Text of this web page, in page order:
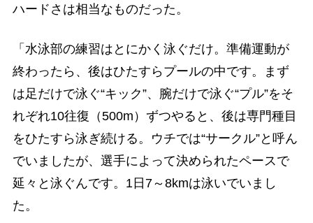
ハードさは相当なものだった。
「水泳部の練習はとにかく泳ぐだけ。準備運動が
終わったら、後はひたすらプールの中です。まず
は足だけで泳ぐ“キック”、腕だけで泳ぐ“プル”をそ
れぞれ10往復（500m）ずつやると、後は専門種目
をひたすら泳ぎ続ける。ウチでは“サークル”と呼ん
でいましたが、選手によって決められたペースで
延々と泳ぐんです。1日7～8kmは泳いでいまし
た。